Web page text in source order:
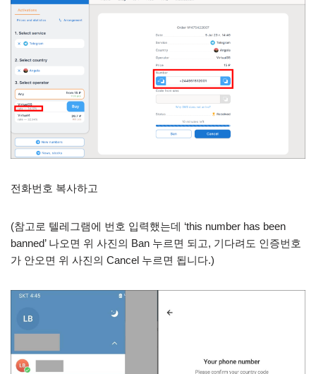
전화번호 복사하고
(참고로 텔레그램에 번호 입력했는데 ‘this number has been
banned’ 나오면 위 사진의 Ban 누르면 되고, 기다려도 인증번호
가 안오면 위 사진의 Cancel 누르면 됩니다.)